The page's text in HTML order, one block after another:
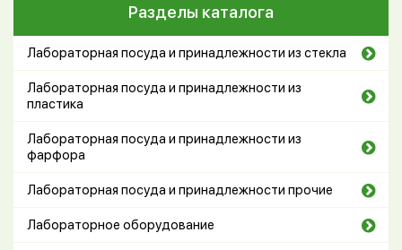
Разделы каталога
Лабораторная посуда и принадлежности из стекла
Лабораторная посуда и принадлежности из
пластика
Лабораторная посуда и принадлежности из
фарфора
Лабораторная посуда и принадлежности прочие
Лабораторное оборудование